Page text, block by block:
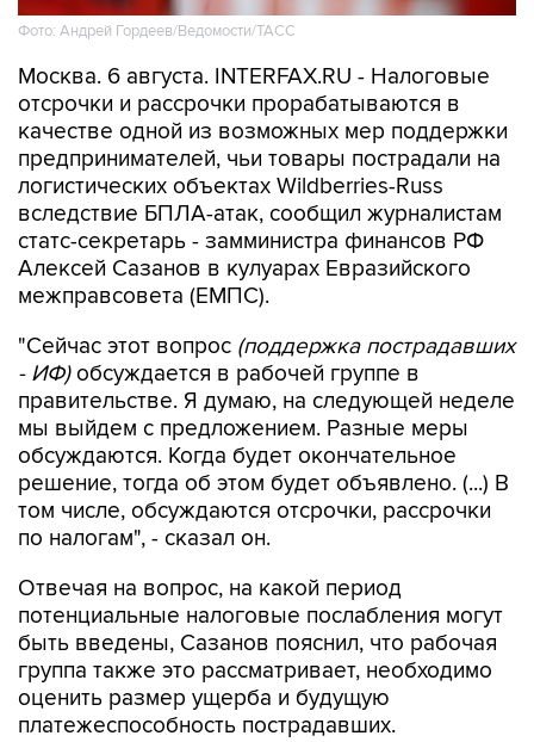
Фото: Андрей Гордеев/Ведомости/ТАСС
Москва. 6 августа. INTERFAX.RU - Налоговые
отсрочки и рассрочки прорабатываются в
качестве одной из возможных мер поддержки
предпринимателей, чьи товары пострадали на
логистических объектах Wildberries-Russ
вследствие БПЛА-атак, сообщил журналистам
статс-секретарь - замминистра финансов РФ
Алексей Сазанов в кулуарах Евразийского
межправсовета (ЕМПС).
"Сейчас этот вопрос (поддержка пострадавших
- ИФ)обсуждается в рабочей группе в
правительстве. Я думаю, на следующей неделе
мы выйдем с предложением. Разные меры
обсуждаются. Когда будет окончательное
решение, тогда об этом будет объявлено. (...) В
том числе, обсуждаются отсрочки, рассрочки
по налогам", - сказал он.
Отвечая на вопрос, на какой период
потенциальные налоговые послабления могут
быть введены, Сазанов пояснил, что рабочая
группа также это рассматривает, необходимо
оценить размер ущерба и будущую
платежеспособность пострадавших.